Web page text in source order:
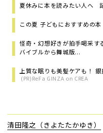
夏休みに本を読みたい人へ
この夏 子どもにおすすめの本
怪奇・幻想好きが拍手喝采
バイブルから舞城版...
上質な眠りも美髪ケアも！
(PR)ReFa GINZA on CREA
清田隆之（きよたたかゆき）